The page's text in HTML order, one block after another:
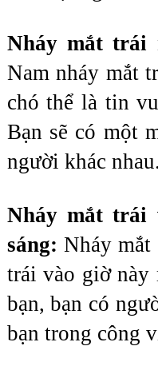
Nam nháy mắt
chó thể là tin
Bạn sẽ có một
người khác nhau.
Nháy mắt trái
sáng: Nháy
trái vào giờ này
bạn, bạn có
bạn trong công